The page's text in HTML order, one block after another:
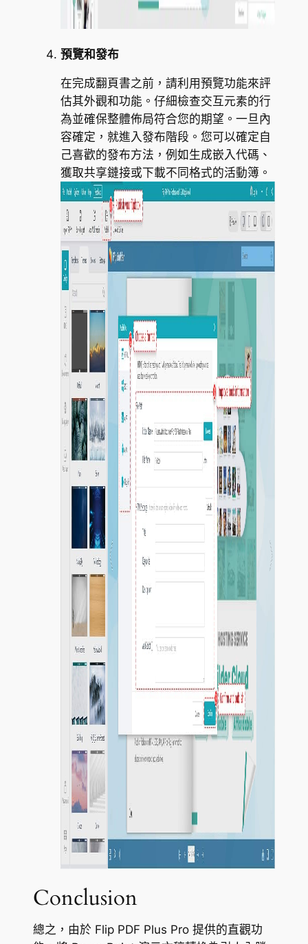
預覽和發布
在完成翻頁書之前，請利用預覽功能來評
估其外觀和功能。仔細檢查交互元素的行
為並確保整體佈局符合您的期望。一旦內
容確定，就進入發布階段。您可以確定自
己喜歡的發布方法，例如生成嵌入代碼、
獲取共享鏈接或下載不同格式的活動簿。
Conclusion
總之，由於 Flip PDF Plus Pro 提供的直觀功